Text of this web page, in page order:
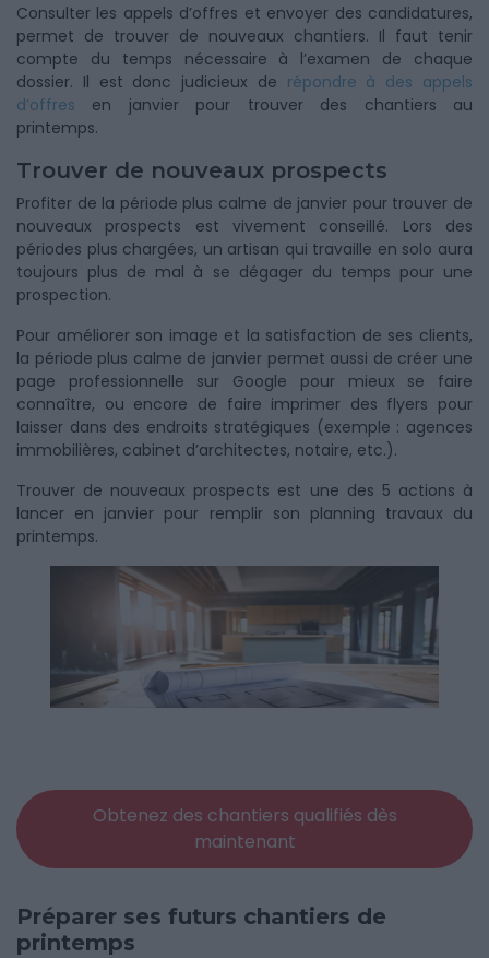
Consulter les appels d’offres et envoyer des candidatures,
permet de trouver de nouveaux chantiers. Il faut tenir
compte du temps nécessaire à l’examen de chaque
dossier. Il est donc judicieux de répondre à des appels
d’offres en janvier pour trouver des chantiers au
printemps.
Trouver de nouveaux prospects
Profiter de la période plus calme de janvier pour trouver de
nouveaux prospects est vivement conseillé. Lors des
périodes plus chargées, un artisan qui travaille en solo aura
toujours plus de mal à se dégager du temps pour une
prospection.
Pour améliorer son image et la satisfaction de ses clients,
la période plus calme de janvier permet aussi de créer une
page professionnelle sur Google pour mieux se faire
connaître, ou encore de faire imprimer des flyers pour
laisser dans des endroits stratégiques (exemple : agences
immobilières, cabinet d’architectes, notaire, etc.).
Trouver de nouveaux prospects est une des 5 actions à
lancer en janvier pour remplir son planning travaux du
printemps.
Obtenez des chantiers qualifiés dès
maintenant
Préparer ses futurs chantiers de
printemps